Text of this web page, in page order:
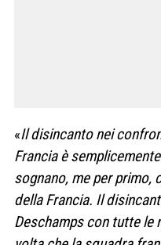
«Il disincanto nei
Francia è
sognano, me per primo,
della Francia. Il
Deschamps con tutte le